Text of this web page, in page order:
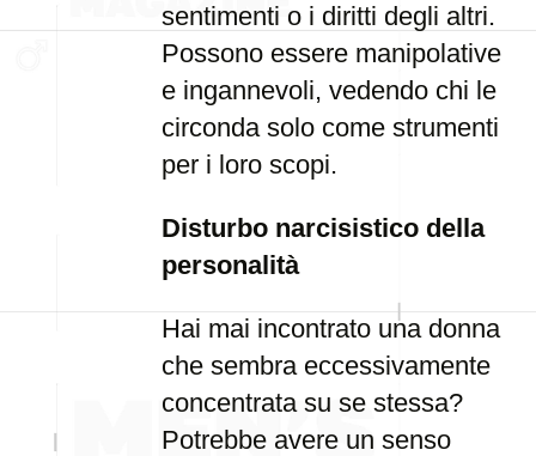
sentimenti o i diritti degli altri.
Possono essere manipolative
e ingannevoli, vedendo chi le
circonda solo come strumenti
per i loro scopi.
Disturbo narcisistico della
personalità
Hai mai incontrato una donna
che sembra eccessivamente
concentrata su se stessa?
Potrebbe avere un senso